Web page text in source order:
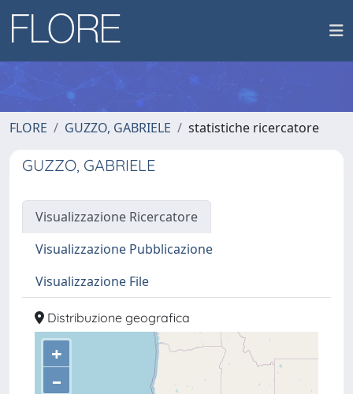
FLORE GUZZO, GABRIELE statistiche ricercatore
GUZZO, GABRIELE
Visualizzazione Ricercatore
Visualizzazione Pubblicazione
Visualizzazione File
Distribuzione geografica
+
–